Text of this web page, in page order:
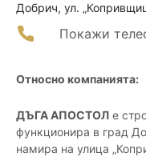
Добрич, ул.
Покажи
Относно компанията:
ДЪГА АПОСТОЛ е
функционира в град
намира на улица